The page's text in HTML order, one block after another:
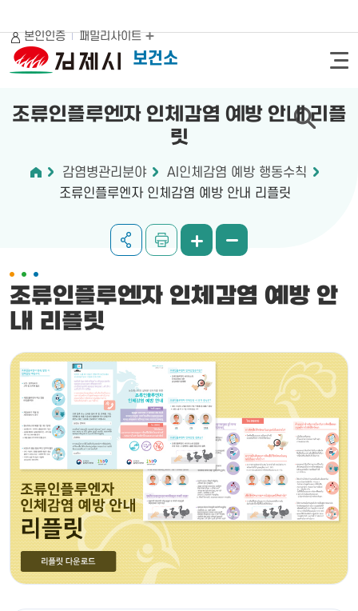
보건소
본인인증 패밀리사이트
조류인플루엔자 인체감염 예방 안내 리플
릿
감염병관리분야
AI인체감염 예방 행동수칙
조류인플루엔자 인체감염 예방 안내 리플릿
조류인플루엔자 인체감염 예방 안
내 리플릿